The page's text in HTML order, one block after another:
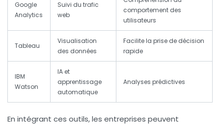
Google
Analytics
Suivi du trafic
web
comportement des
utilisateurs
Tableau
Visualisation
des données
Facilite la prise de décision
rapide
IBM
Watson
IA et
apprentissage
automatique
Analyses prédictives
En intégrant ces outils, les entreprises peuvent